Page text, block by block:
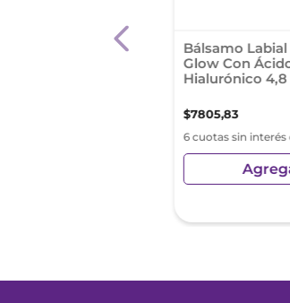
Bálsamo
Glow Con
Hialurónico 4,8
$7805,83
6 cuotas sin interés